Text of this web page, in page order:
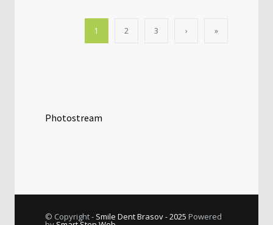
1 2 3 › »
Photostream
© Copyright - Smile Dent Brasov - 2025 Powered